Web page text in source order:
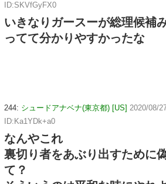
ID:SKVfGyFX0
いきなりガースーが総理候補
ってて分かりやすかったな
244: シュードアナベナ(東京都) [US] 2020/08/
ID:Ka1YDk+a0
なんやこれ
裏切り者をあぶり出すために
て？